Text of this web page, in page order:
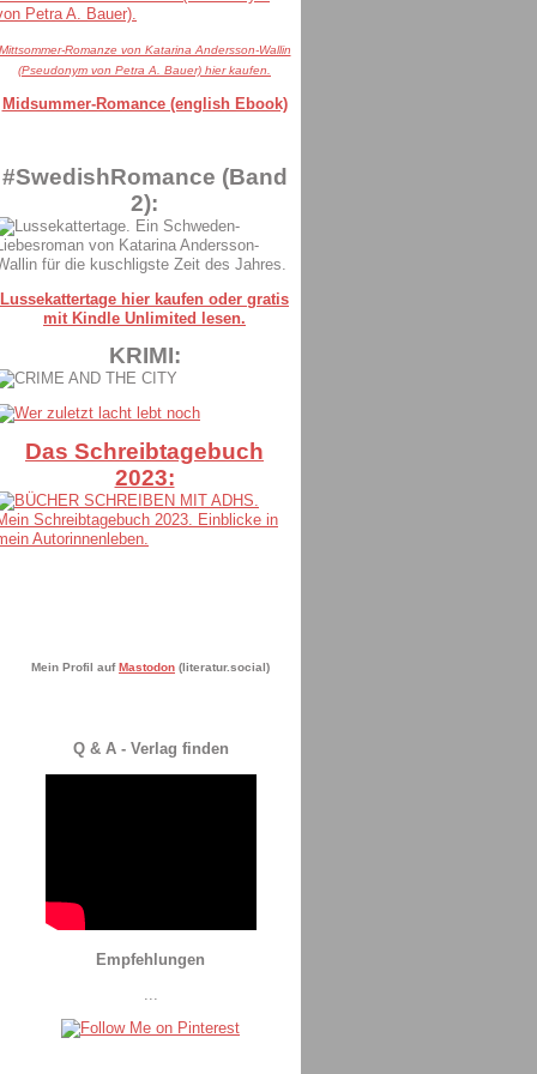
Romanze von Katarina Andersson-Wallin
(Pseudonym von Petra A. Bauer) hier kaufen.
Midsummer-Romance (english Ebook)
#SwedishRomance (Band
2):
Lussekattertage hier kaufen oder gratis
mit Kindle Unlimited lesen.
KRIMI:
Das Schreibtagebuch
2023:
Mein Profil auf Mastodon (literatur.social)
Q & A - Verlag finden
Empfehlungen